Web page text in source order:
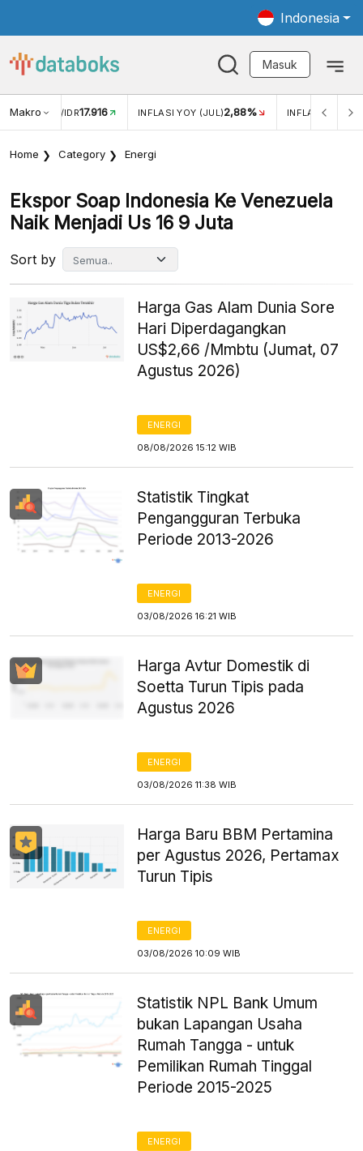
Indonesia
Masuk
Makro
USD/IDR 17.916 INFLASI YOY (JUL) 2,88% INFLASI MOM (JUL)
Home Category Energi
Ekspor Soap Indonesia Ke Venezuela
Naik Menjadi Us 16 9 Juta
Sort by
Harga Gas Alam Dunia Sore
Hari Diperdagangkan
US$2,66 /Mmbtu (Jumat, 07
Agustus 2026)
ENERGI
08/08/2026 15:12 WIB
Statistik Tingkat
Pengangguran Terbuka
Periode 2013-2026
ENERGI
03/08/2026 16:21 WIB
Harga Avtur Domestik di
Soetta Turun Tipis pada
Agustus 2026
ENERGI
03/08/2026 11:38 WIB
Harga Baru BBM Pertamina
per Agustus 2026, Pertamax
Turun Tipis
ENERGI
03/08/2026 10:09 WIB
Statistik NPL Bank Umum
bukan Lapangan Usaha
Rumah Tangga - untuk
Pemilikan Rumah Tinggal
Periode 2015-2025
ENERGI